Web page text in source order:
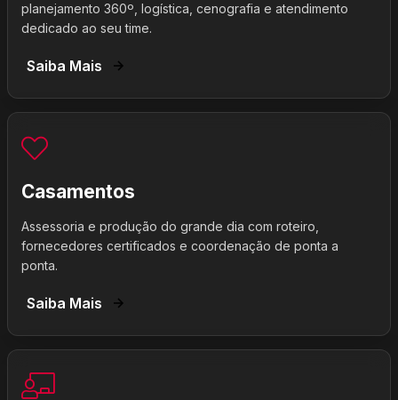
planejamento 360º, logística, cenografia e atendimento
dedicado ao seu time.
Saiba Mais
Casamentos
Assessoria e produção do grande dia com roteiro,
fornecedores certificados e coordenação de ponta a
ponta.
Saiba Mais